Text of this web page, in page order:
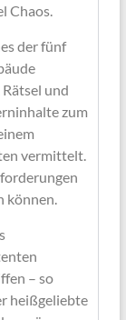
Chaos.
der fünf
und
zum
vermittelt.
können.
– so
heißgeliebte